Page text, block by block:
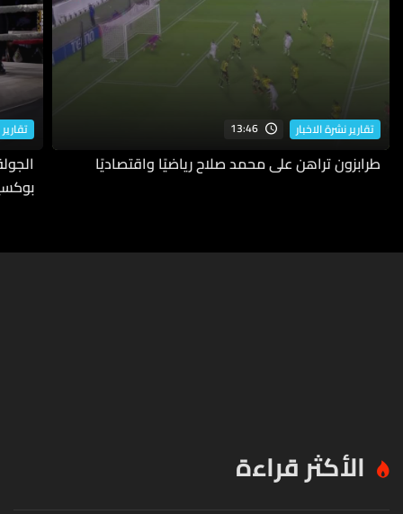
تقارير نشرة الاخبار 13:46
طرابزون تراهن على محمد صلاح رياضيًا واقتصاديًا
الأكثر قراءة